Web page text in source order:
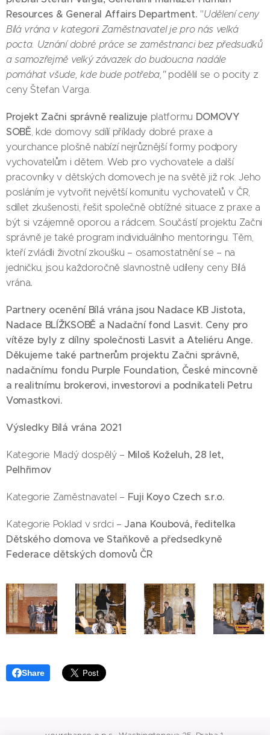
Resources & General Affairs Department. "Udělení ceny
Bílá vrána v kategorii Zaměstnavatel je pro nás velká
pocta. Uznání dobré práce se zaměstnanci bez předsudků
a samozřejmě velký závazek do budoucna nadále
pomáhat všude, kde bude potřeba," podělil se o pocity z
ceny Štefan Varga.
Projekt Začni správně realizuje platformu DOMOVY
SOBĚ , kde domovy sdílí příklady dobré praxe a
yourchance plošně nabízí nejrůznější formy podpory
vychovatelům i dětem. Web pro vychovatele a další
pracovníky v dětských domovech je na světě již rok. Jeho
posláním je vytvořit největší komunitu vychovatelů v ČR,
sdílet zkušenosti, řešit společně obtížné situace z praxe a
být si vzájemně oporou a rádcem. Součástí projektu Začni
správně je také program individuálního mentoringu. Těm,
kteří zvládli životní zkoušku – osamostatnění se – na
jedničku, jsou každoročně slavnostně udíleny ceny Bílá
vrána.
Partnery ocenění Bílá vrána jsou Nadace KB Jistota,
Nadace BLÍŽKSOBĚ a Nadační fond Lasvit. Ceny pro
vítěze byly z dílny společnosti Lasvit a Ateliéru Ange.
Děkujeme také partnerům projektu Začni správně,
nadačnímu fondu Purple Foundation, České mincovně
a realitnímu brokerovi, investorovi a podnikateli Petru
Vomastkovi.
Výsledky Bílá vrána 2021
Kategorie Mladý dospělý – Miloš Koželuh, 28 let,
Pelhřimov
Kategorie Zaměstnavatel – Fuji Koyo Czech s.r.o.
Kategorie Poklad v srdci – Jana Koubová, ředitelka
Dětského domova ve Staňkově a předsedkyně
Federace dětských domovů ČR
Share